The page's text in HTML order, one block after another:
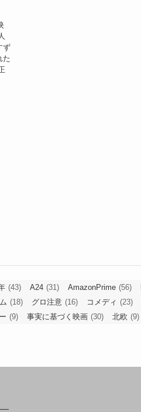
ず
た
(43) A24 (31) AmazonPrime (56)
(18) グロ注意 (16) コメディ (23)
(9) 事実に基づく映画 (30) 北欧 (9)